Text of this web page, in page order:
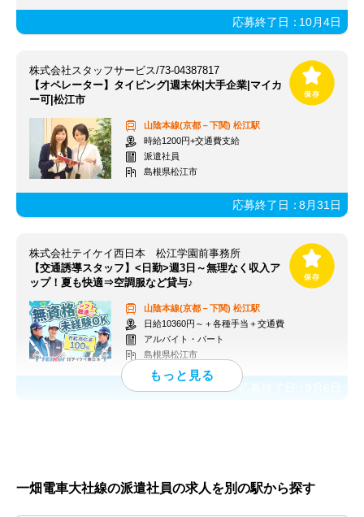
応募終了日：10月4日
株式会社スタッフサービス/73-04387817
【オペレーター】タイピング|週末休|大手企業|マイカ
ー可|松江市
山陰本線(京都－下関) 松江駅
時給1200円+交通費支給
派遣社員
島根県松江市
応募終了日：8月31日
株式会社テイケイ西日本 松江学園前事務所
【交通誘導スタッフ】<日勤>週3日～無理なく収入ア
ップ！夏も快適⇒空調服など貸与♪
山陰本線(京都－下関) 松江駅
日給10360円～＋各種手当＋交通費
アルバイト・パート
島根県松江市
応募終了日：
一畑電車大社線の派遣社員の求人を別の駅から探す